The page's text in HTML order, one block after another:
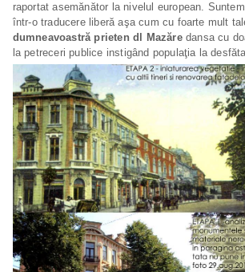
raportat asemănător la nivelul european.
într-o traducere liberă aşa cum cu foarte mult
dumneavoastră prieten dl Mazăredansa cu
la petreceri publice instigând populaţia la